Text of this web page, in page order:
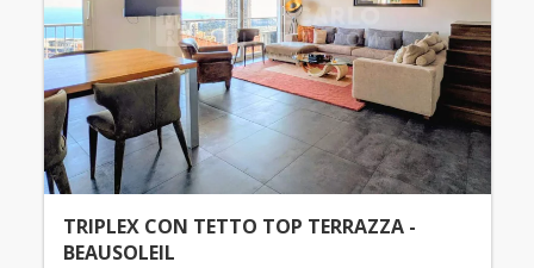
TRIPLEX CON TETTO TOP TERRAZZA -
BEAUSOLEIL